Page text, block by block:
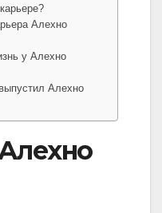
Алехно
у Алехно
Алехно